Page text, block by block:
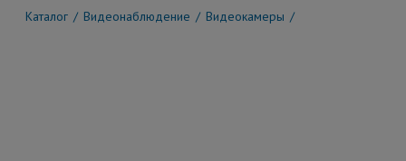
Каталог Видеонаблюдение Видеокамеры